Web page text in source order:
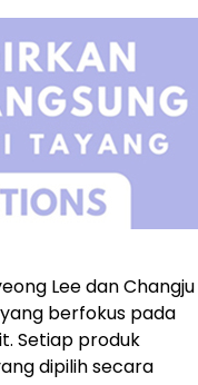
Lee dan Changju
berfokus pada
Setiap produk
dipilih secara